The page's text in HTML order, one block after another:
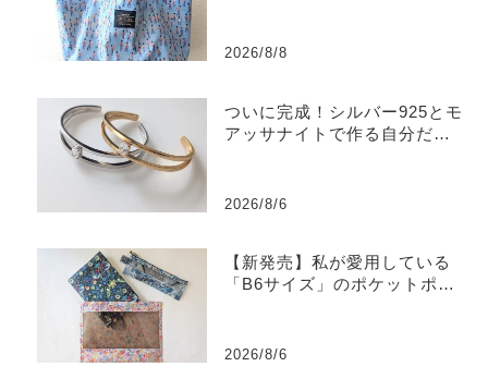
2026/8/8
ついに完成！シルバー925とモ
アッサナイトで作る自分だけ
2026/8/6
【新発売】私が愛用している
「B6サイズ」のポケットポー
2026/8/6